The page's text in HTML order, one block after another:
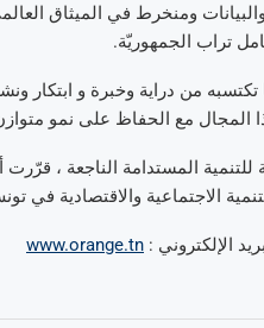
والبيانات ومنخرط في الميثاق
تراب الجمهوريّة.
تكتسبه من دراية وخبرة و ابتكار
المجال مع الحفاظ على نمو
للتنمية المستدامة الناجعة ، قرّرت
الاجتماعية والاقتصادية في
الإلكتروني :
www.orange.tn